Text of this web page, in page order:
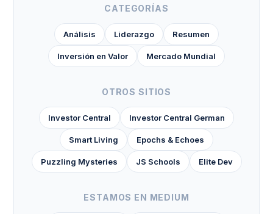
CATEGORÍAS
Análisis Liderazgo Resumen
Inversión en Valor Mercado Mundial
OTROS SITIOS
Investor Central Investor Central German
Smart Living Epochs & Echoes
Puzzling Mysteries JS Schools Elite Dev
ESTAMOS EN MEDIUM